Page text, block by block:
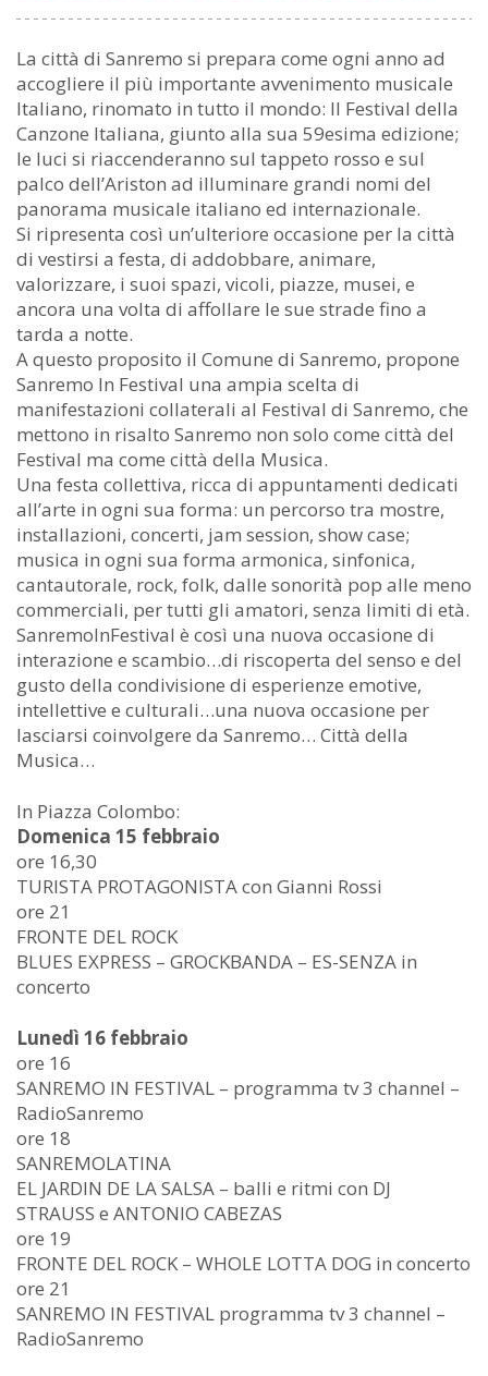
La città di Sanremo si prepara come ogni anno ad
accogliere il più importante avvenimento musicale
Italiano, rinomato in tutto il mondo: Il Festival della
Canzone Italiana, giunto alla sua 59esima edizione;
le luci si riaccenderanno sul tappeto rosso e sul
palco dell’Ariston ad illuminare grandi nomi del
panorama musicale italiano ed internazionale.
Si ripresenta così un’ulteriore occasione per la città
di vestirsi a festa, di addobbare, animare,
valorizzare, i suoi spazi, vicoli, piazze, musei, e
ancora una volta di affollare le sue strade fino a
tarda a notte.
A questo proposito il Comune di Sanremo, propone
Sanremo In Festival una ampia scelta di
manifestazioni collaterali al Festival di Sanremo, che
mettono in risalto Sanremo non solo come città del
Festival ma come città della Musica.
Una festa collettiva, ricca di appuntamenti dedicati
all’arte in ogni sua forma: un percorso tra mostre,
installazioni, concerti, jam session, show case;
musica in ogni sua forma armonica, sinfonica,
cantautorale, rock, folk, dalle sonorità pop alle meno
commerciali, per tutti gli amatori, senza limiti di età.
SanremoInFestival è così una nuova occasione di
interazione e scambio…di riscoperta del senso e del
gusto della condivisione di esperienze emotive,
intellettive e culturali…una nuova occasione per
lasciarsi coinvolgere da Sanremo… Città della
Musica…
In Piazza Colombo:
Domenica 15 febbraio
ore 16,30
TURISTA PROTAGONISTA con Gianni Rossi
ore 21
FRONTE DEL ROCK
BLUES EXPRESS – GROCKBANDA – ES-SENZA in
concerto
Lunedì 16 febbraio
ore 16
SANREMO IN FESTIVAL – programma tv 3 channel –
RadioSanremo
ore 18
SANREMOLATINA
EL JARDIN DE LA SALSA – balli e ritmi con DJ
STRAUSS e ANTONIO CABEZAS
ore 19
FRONTE DEL ROCK – WHOLE LOTTA DOG in concerto
ore 21
SANREMO IN FESTIVAL programma tv 3 channel –
RadioSanremo